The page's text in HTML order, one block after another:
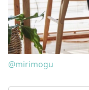
@mirimogu